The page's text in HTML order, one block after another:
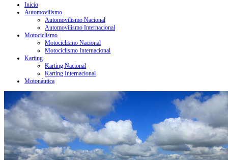
Inicio
Automovilismo
Automovilismo Nacional
Automovilismo Internacional
Motociclismo
Motociclismo Nacional
Motociclismo Internacional
Karting
Karting Nacional
Karting Internacional
Motonáutica